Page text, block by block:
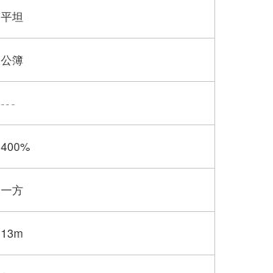
平坦
公簿
---
400%
一方
13m